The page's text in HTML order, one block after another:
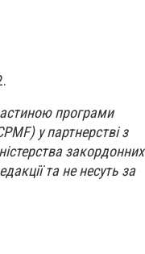
програми
у партнерстві з
закордонних
та не несуть за